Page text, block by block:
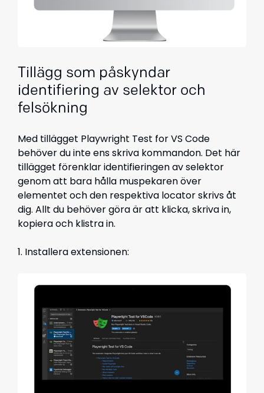
Tillägg som påskyndar
identifiering av selektor och
felsökning
Med tillägget Playwright Test for VS Code
behöver du inte ens skriva kommandon. Det här
tillägget förenklar identifieringen av selektor
genom att bara hålla muspekaren över
elementet och den respektiva locator skrivs åt
dig. Allt du behöver göra är att klicka, skriva in,
kopiera och klistra in.
1. Installera extensionen: